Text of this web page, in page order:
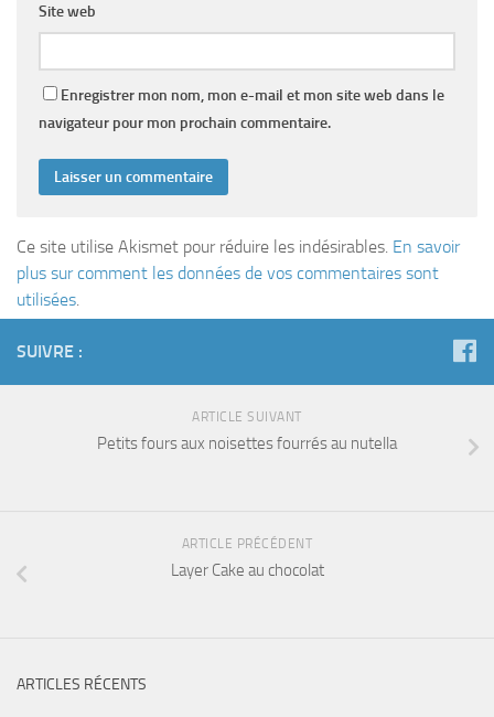
Site web
Enregistrer mon nom, mon e-mail et mon site web dans le
navigateur pour mon prochain commentaire.
Ce site utilise Akismet pour réduire les indésirables. En savoir
plus sur comment les données de vos commentaires sont
utilisées.
SUIVRE :
ARTICLE SUIVANT
Petits fours aux noisettes fourrés au nutella
ARTICLE PRÉCÉDENT
Layer Cake au chocolat
ARTICLES RÉCENTS